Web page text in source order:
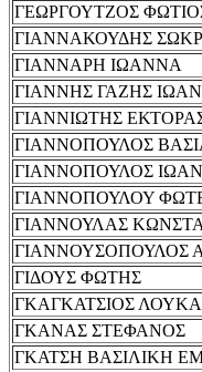
ΓΕΩΡΓΟΥΤΖΟΣ
ΓΙΑΝΝΑΚΟΥΔΗΣ
ΓΙΑΝΝΑΡΗ ΙΩΑΝΝΑ
ΓΙΑΝΝΗΣ ΓΑΖΗΣ
ΓΙΑΝΝΙΩΤΗΣ
ΓΙΑΝΝΟΠΟΥΛΟΣ
ΓΙΑΝΝΟΠΟΥΛΟΣ
ΓΙΑΝΝΟΠΟΥΛΟΥ
ΓΙΑΝΝΟΥΛΑΣ
ΓΙΑΝΝΟΥΣΟΠΟΥΛΟΣ
ΓΙΔΟΥΣ ΦΩΤΗΣ
ΓΚΑΓΚΑΤΣΙΟΣ
ΓΚΑΝΑΣ ΣΤΕΦΑΝΟΣ
ΓΚΑΤΣΗ ΒΑΣΙΛΙΚΗ